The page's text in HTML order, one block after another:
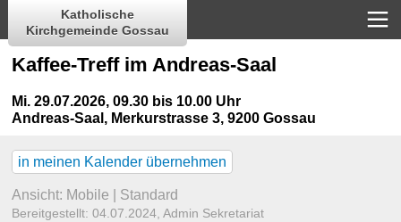
Katholische
Kirchgemeinde Gossau
Kaffee-Treff im Andreas-Saal
Mi. 29.07.2026, 09.30 bis 10.00 Uhr
Andreas-Saal , Merkurstrasse 3, 9200 Gossau
in meinen Kalender übernehmen
Ansicht: Mobile Standard
Bereitgestellt: 04.07.2024,Admin Sekretariat